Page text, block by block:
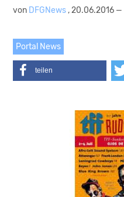
von DFGNews , 20.06.2016 —
Portal News
teilen